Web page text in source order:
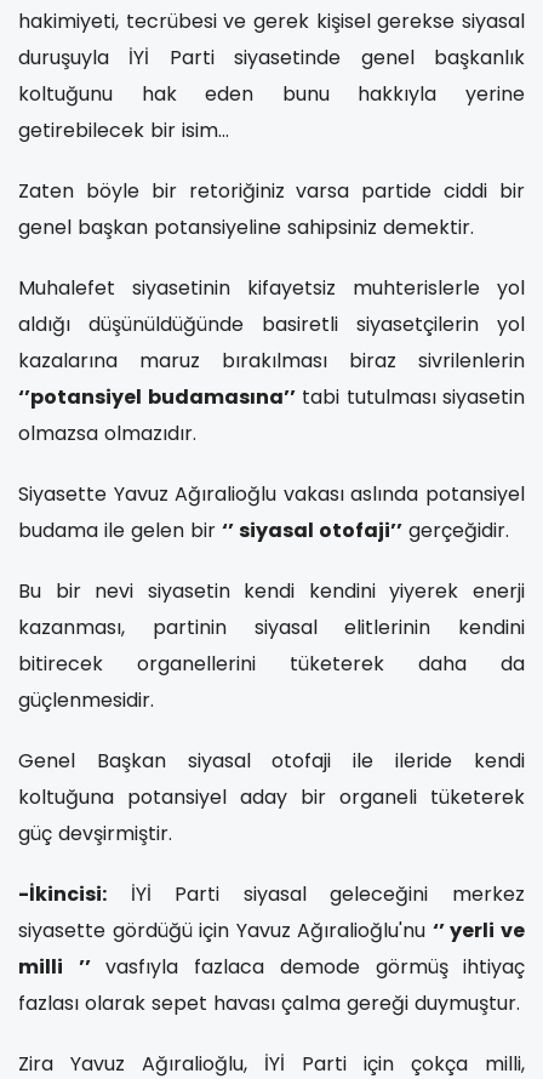
hakimiyeti, tecrübesi ve gerek kişisel gerekse siyasal
duruşuyla İYİ Parti siyasetinde genel başkanlık
koltuğunu hak eden bunu hakkıyla yerine
getirebilecek bir isim…
Zaten böyle bir retoriğiniz varsa partide ciddi bir
genel başkan potansiyeline sahipsiniz demektir.
Muhalefet siyasetinin kifayetsiz muhterislerle yol
aldığı düşünüldüğünde basiretli siyasetçilerin yol
kazalarına maruz bırakılması biraz sivrilenlerin
‘’potansiyel budamasına’’tabi tutulması siyasetin
olmazsa olmazıdır.
Siyasette Yavuz Ağıralioğlu vakası aslında potansiyel
budama ile gelen bir ‘’ siyasal otofaji’’ gerçeğidir.
Bu bir nevi siyasetin kendi kendini yiyerek enerji
kazanması, partinin siyasal elitlerinin kendini
bitirecek organellerini tüketerek daha da
güçlenmesidir.
Genel Başkan siyasal otofaji ile ileride kendi
koltuğuna potansiyel aday bir organeli tüketerek
güç devşirmiştir.
-İkincisi: İYİ Parti siyasal geleceğini merkez
siyasette gördüğü için Yavuz Ağıralioğlu'nu ‘’ yerli ve
milli ’’ vasfıyla fazlaca demode görmüş ihtiyaç
fazlası olarak sepet havası çalma gereği duymuştur.
Zira Yavuz Ağıralioğlu, İYİ Parti için çokça milli,